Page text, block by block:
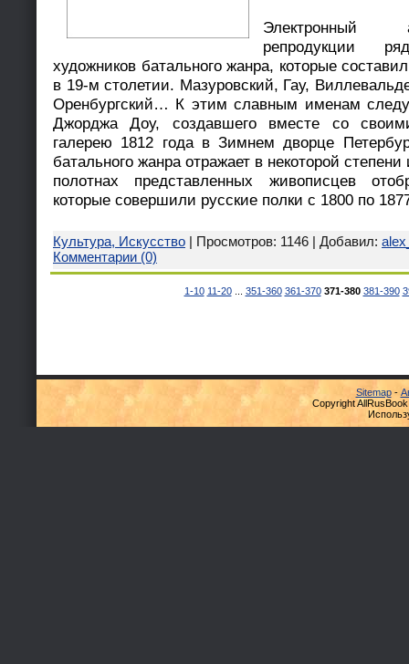
Электронный
репродукции
художников батального жанра, которые
в 19-м столетии. Мазуровский, Гау,
Оренбургский… К этим славным именам
Джорджа Доу, создавшего вместе со
галерею 1812 года в Зимнем дворце
батального жанра отражает в некоторой
полотнах представленных живописцев
которые совершили русские полки с 1800 по
Культура, Искусство | Просмотров: 1146 | Добавил:
Комментарии (0)
1-10 11-20 ... 351-360 361-370 371-380 381-390
Sitemap-
Copyright